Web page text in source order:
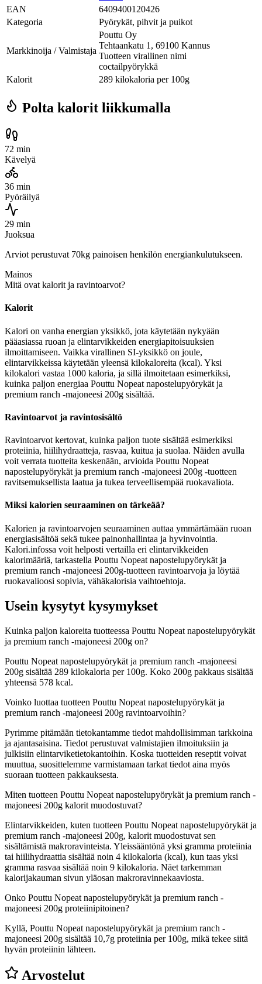
EAN
6409400120426
Kategoria
Pyörykät, pihvit ja puikot
Markkinoija / Valmistaja
Pouttu Oy
Tehtaankatu 1, 69100 Kannus
Tuotteen virallinen nimi
coctailpyörykkä
Kalorit
289 kilokaloria per 100g
Polta kalorit liikkumalla
72 min
Kävelyä
36 min
Pyöräilyä
29 min
Juoksua
Arviot perustuvat 70kg painoisen henkilön energiankulutukseen.
Mainos
Mitä ovat kalorit ja ravintoarvot?
Kalorit
Kalori on vanha energian yksikkö, jota käytetään nykyään
pääasiassa ruoan ja elintarvikkeiden energiapitoisuuksien
ilmoittamiseen. Vaikka virallinen SI-yksikkö on joule,
elintarvikkeissa käytetään yleensä kilokaloreita (kcal). Yksi
kilokalori vastaa 1000 kaloria, ja sillä ilmoitetaan esimerkiksi,
kuinka paljon energiaa Pouttu Nopeat napostelupyörykät ja
premium ranch -majoneesi 200g sisältää.
Ravintoarvot ja ravintosisältö
Ravintoarvot kertovat, kuinka paljon tuote sisältää esimerkiksi
proteiinia, hiilihydraatteja, rasvaa, kuitua ja suolaa. Näiden avulla
voit verrata tuotteita keskenään, arvioida Pouttu Nopeat
napostelupyörykät ja premium ranch -majoneesi 200g -tuotteen
ravitsemuksellista laatua ja tukea terveellisempää ruokavaliota.
Miksi kalorien seuraaminen on tärkeää?
Kalorien ja ravintoarvojen seuraaminen auttaa ymmärtämään ruoan
energiasisältöä sekä tukee painonhallintaa ja hyvinvointia.
Kalori.infossa voit helposti vertailla eri elintarvikkeiden
kalorimääriä, tarkastella Pouttu Nopeat napostelupyörykät ja
premium ranch -majoneesi 200g-tuotteen ravintoarvoja ja löytää
ruokavalioosi sopivia, vähäkalorisia vaihtoehtoja.
Usein kysytyt kysymykset
Kuinka paljon kaloreita tuotteessa Pouttu Nopeat napostelupyörykät
ja premium ranch -majoneesi 200g on?
Pouttu Nopeat napostelupyörykät ja premium ranch -majoneesi
200g sisältää 289 kilokaloria per 100g. Koko 200g pakkaus sisältää
yhteensä 578 kcal.
Voinko luottaa tuotteen Pouttu Nopeat napostelupyörykät ja
premium ranch -majoneesi 200g ravintoarvoihin?
Pyrimme pitämään tietokantamme tiedot mahdollisimman tarkkoina
ja ajantasaisina. Tiedot perustuvat valmistajien ilmoituksiin ja
julkisiin elintarviketietokantoihin. Koska tuotteiden reseptit voivat
muuttua, suosittelemme varmistamaan tarkat tiedot aina myös
suoraan tuotteen pakkauksesta.
Miten tuotteen Pouttu Nopeat napostelupyörykät ja premium ranch -
majoneesi 200g kalorit muodostuvat?
Elintarvikkeiden, kuten tuotteen Pouttu Nopeat napostelupyörykät ja
premium ranch -majoneesi 200g, kalorit muodostuvat sen
sisältämistä makroravinteista. Yleissääntönä yksi gramma proteiinia
tai hiilihydraattia sisältää noin 4 kilokaloria (kcal), kun taas yksi
gramma rasvaa sisältää noin 9 kilokaloria. Näet tarkemman
kalorijakauman sivun yläosan makroravinnekaaviosta.
Onko Pouttu Nopeat napostelupyörykät ja premium ranch -
majoneesi 200g proteiinipitoinen?
Kyllä, Pouttu Nopeat napostelupyörykät ja premium ranch -
majoneesi 200g sisältää 10,7g proteiinia per 100g, mikä tekee siitä
hyvän proteiinin lähteen.
Arvostelut